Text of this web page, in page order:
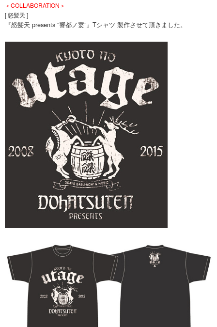
＜COLLABORATION＞
[ 怒髪天 ]
『怒髪天 presents “響都ノ宴”』Tシャツ 製作させて頂きました。